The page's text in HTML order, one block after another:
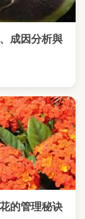
成因分析與
的管理秘诀